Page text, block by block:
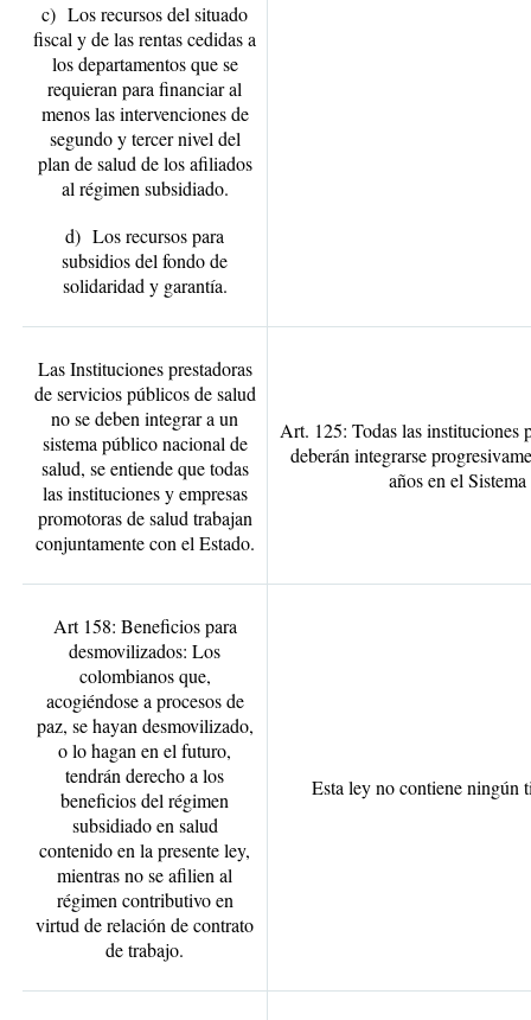
c) Los recursos del situado
fiscal y de las rentas cedidas a
los departamentos que se
requieran para financiar al
menos las intervenciones de
segundo y tercer nivel del
plan de salud de los afiliados
al régimen subsidiado.
d) Los recursos para
subsidios del fondo de
solidaridad y garantía.
Las Instituciones prestadoras
de servicios públicos de salud
no se deben integrar a un
sistema público nacional de
salud, se entiende que todas
las instituciones y empresas
promotoras de salud trabajan
conjuntamente con el Estado.
Art. 125: Todas las instituciones
deberán integrarse
años en el
Art 158: Beneficios para
desmovilizados: Los
colombianos que,
acogiéndose a procesos de
paz, se hayan desmovilizado,
o lo hagan en el futuro,
tendrán derecho a los
beneficios del régimen
subsidiado en salud
contenido en la presente ley,
mientras no se afilien al
régimen contributivo en
virtud de relación de contrato
de trabajo.
Esta ley no contiene ningún